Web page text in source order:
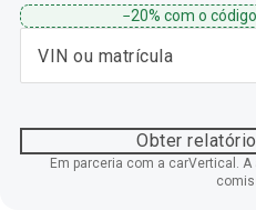
−20%com o código
Obter
Em parceria com a carVertical.